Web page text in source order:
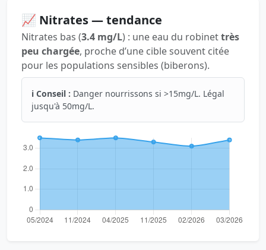
📈 Nitrates — tendance
Nitrates bas (3.4 mg/L) : une eau du robinettrès
peu chargée, proche d’une cible souvent citée
pour les populations sensibles (biberons).
ℹ️ Conseil : Danger nourrissons si >15mg/L. Légal
jusqu'à 50mg/L.